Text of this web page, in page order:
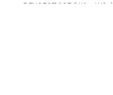
voor PEUGEOT 207 (WA_, WC_).